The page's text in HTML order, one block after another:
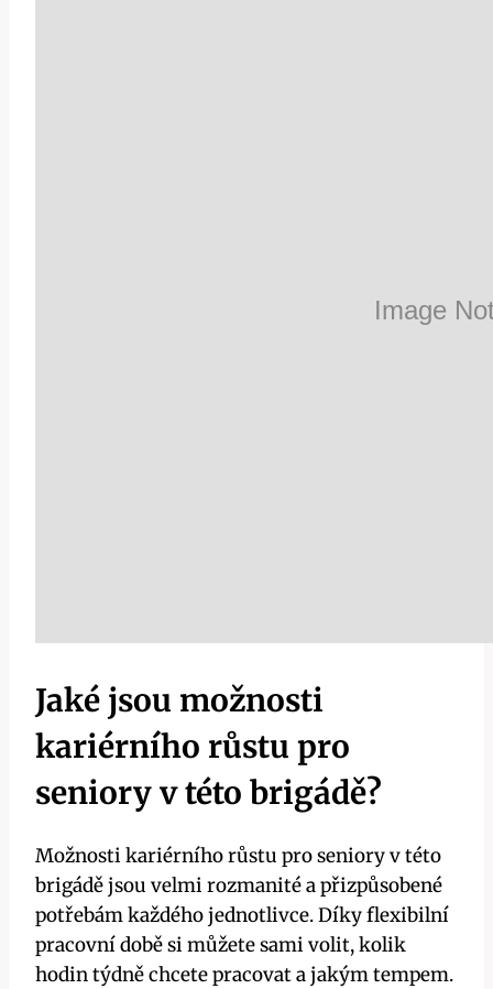
Jaké jsou možnosti
kariérního růstu pro
seniory v této brigádě?
Možnosti kariérního růstu pro seniory v této
brigádě jsou velmi rozmanité a přizpůsobené
potřebám každého jednotlivce. Díky flexibilní
pracovní době si můžete sami volit, kolik
hodin týdně chcete pracovat a jakým tempem.